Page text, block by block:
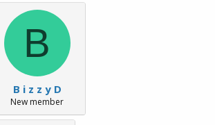
B
B i z z y D
New member